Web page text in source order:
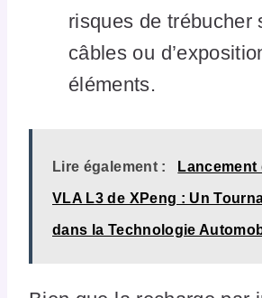
risques de trébucher
câbles ou
éléments.
Lire également : Lancement
VLA L3 de XPeng : Un
dans la Technologie